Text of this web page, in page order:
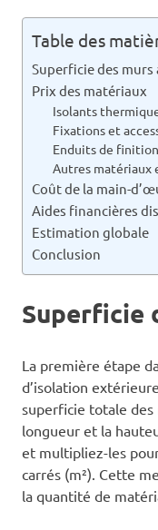
Table des
Superficie des murs
Prix des matériaux
Isolants
Fixations et
Enduits de finition
Autres matériaux
Coût de la main-
Aides financières
Estimation globale
Conclusion
Superficie
La première étape
d’isolation
superficie totale des
longueur et la
et multipliez-les
carrés (m²). Cette
la quantité de